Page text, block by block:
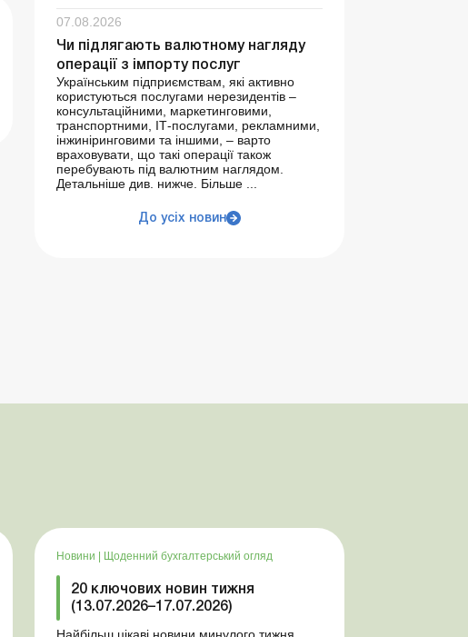
07.08.2026
Чи підлягають валютному нагляду
операції з імпорту послуг
Українським підприємствам, які активно
користуються послугами нерезидентів –
консультаційними, маркетинговими,
транспортними, ІТ-послугами, рекламними,
інжиніринговими та іншими, – варто
враховувати, що такі операції також
перебувають під валютним наглядом.
Детальніше див. нижче. Більше ...
До усіх новин
Новини Щоденний бухгалтерський огляд
20 ключових новин тижня
(13.07.2026–17.07.2026)